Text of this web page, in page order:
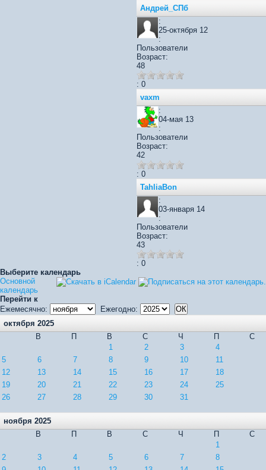
Андрей_СПб
:
25-октября 12
:
Пользователи
Возраст:
48
: 0
vaxm
:
04-мая 13
:
Пользователи
Возраст:
42
: 0
TahliaBon
:
03-января 14
:
Пользователи
Возраст:
43
: 0
Выберите календарь
Основной
календарь
Перейти к
Ежемесячно:
Ежегодно:
октября 2025
В
П В С Ч П
С
1
2 3
4
5
6 7 8 9 10
11
12
13 14 15 16 17
18
19
20 21 22 23 24
25
26
27 28 29 30 31
ноября 2025
В
П В С Ч П
С
1
2
3 4 5 6 7
8